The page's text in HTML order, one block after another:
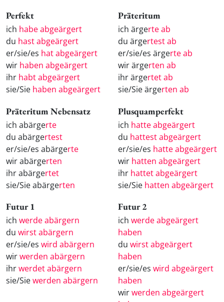
Perfekt
ich habe abgeärgert
du hast abgeärgert
er/sie/es hat abgeärgert
wir haben abgeärgert
ihr habt abgeärgert
sie/Sie haben abgeärgert
Präteritum
ich ärgerte ab
du ärgertest ab
er/sie/es ärgerte ab
wir ärgerten ab
ihr ärgertet ab
sie/Sie ärgerten ab
Präteritum Nebensatz
ich abärgerte
du abärgertest
er/sie/es abärgerte
wir abärgerten
ihr abärgertet
sie/Sie abärgerten
Plusquamperfekt
ich hatte abgeärgert
du hattest abgeärgert
er/sie/es hatte abgeärgert
wir hatten abgeärgert
ihr hattet abgeärgert
sie/Sie hatten abgeärgert
Futur 1
ich werde abärgern
du wirst abärgern
er/sie/es wird abärgern
wirwerden abärgern
ihrwerdet abärgern
sie/Siewerden abärgern
Futur 2
ich werde abgeärgert
haben
du wirst abgeärgert
haben
er/sie/es wird abgeärgert
haben
wirwerden abgeärgert